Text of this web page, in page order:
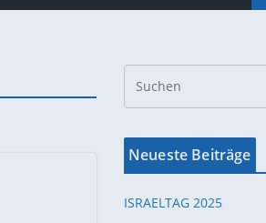
Neueste Beiträge
ISRAELTAG 2025